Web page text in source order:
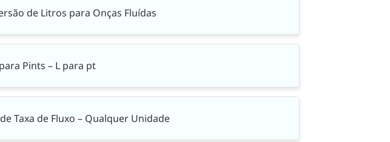
de Litros para Onças Fluídas
Pints – L para pt
Taxa de Fluxo – Qualquer Unidade